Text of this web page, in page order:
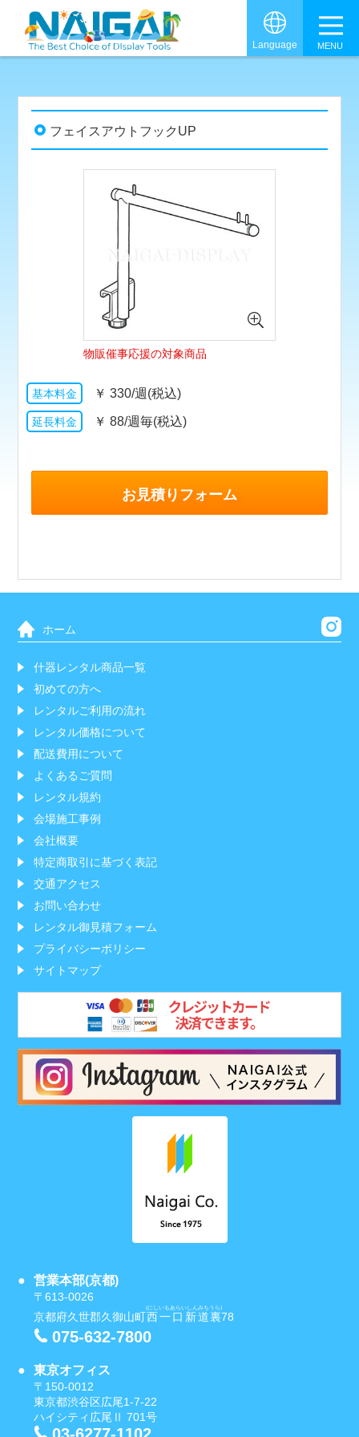
Language
グ
フェイスアウトフックUP
物販催事応援の対象商品
￥ 330/週(税込)
￥ 88/週毎(税込)
お見積りフォーム
ホーム
什器レンタル商品一覧
初めての方へ
レンタルご利用の流れ
レンタル価格について
配送費用について
よくあるご質問
レンタル規約
会場施工事例
会社概要
特定商取引に基づく表記
交通アクセス
お問い合わせ
レンタル御見積フォーム
プライバシーポリシー
サイトマップ
営業本部(京都)
〒613-0026
京都府久世郡久御山町西一口新道裏
(にしいもあらいしんみちうら)
78
075-632-7800
東京オフィス
〒150-0012
東京都渋谷区広尾1-7-22
ハイシティ広尾Ⅱ 701号